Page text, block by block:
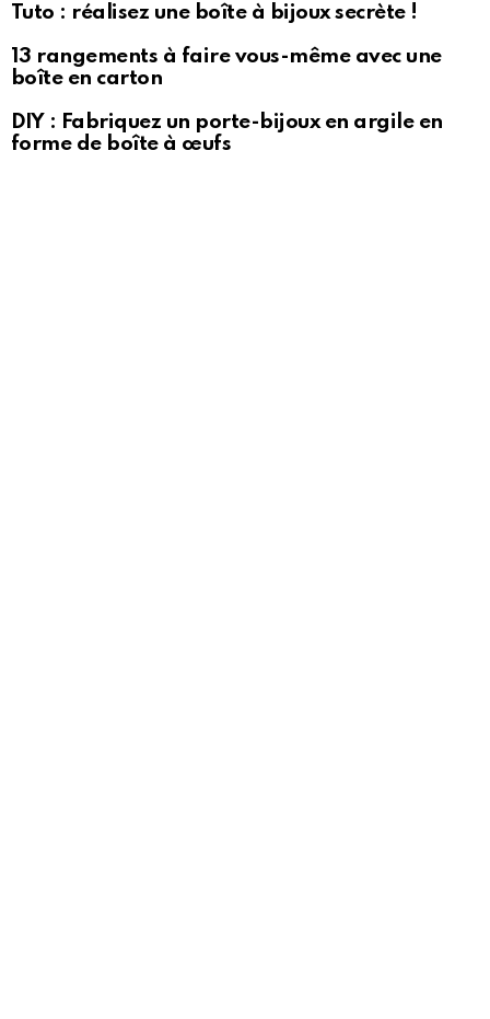
Tuto : réalisez une boîte à bijoux secrète !
13 rangements à faire vous-même avec une
boîte en carton
DIY : Fabriquez un porte-bijoux en argile en
forme de boîte à œufs